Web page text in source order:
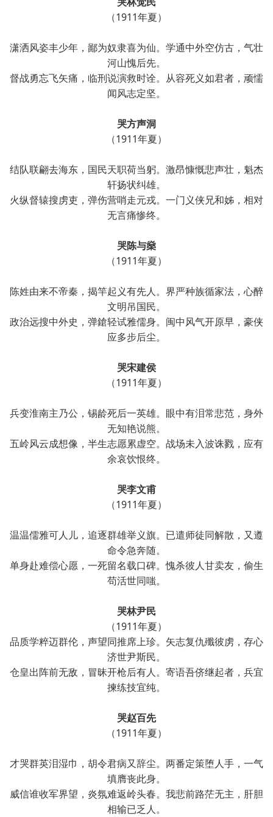
（1911年夏）
潇洒风姿丰少年，鄙为奴隶喜为仙。学通中外空仿古，气壮
河山愧后先。
督战勇忘飞矢痛，临刑说演救时诠。从容死义如君者，顽懦
闻风志定坚。
哭方声洞
（1911年夏）
结队联翩去海东，国民天职荷当躬。激昂慷慨悲声壮，魁杰
轩扬状纠雄。
火纵督辕搜虏吏，弹伤营哨走元戎。一门义侠兄和姊，相对
无言痛惨终。
哭陈与燊
（1911年夏）
陈姓由来不帝秦，揭竿起义有先人。界严种族循家法，心醉
文明吊国民。
政治远搜中外史，弹鎗轻试雅儒身。闽中风气开原早，豪侠
应多步后尘。
哭宋建侯
（1911年夏）
兵变淮南主乃公，锡龄死后一英雄。眼中有泪常悲范，身外
无知艳说熊。
五岭风云成想像，半生志愿累虚空。战场未入波诛戮，应有
余哀饮恨终。
哭李文甫
（1911年夏）
温温儒雅可人儿，追逐群雄举义旗。已遣师徒同解散，又遵
命令急奔随。
单身赴难偿心愿，一死留名载口碑。愧杀彼人甘卖友，偷生
苟活世同嗤。
哭林尹民
（1911年夏）
品质学粹迈群伦，声望同推席上珍。矢志复仇殲彼虏，存心
济世尹斯民。
仓皇出阵前无敌，冒昧开枪后有人。寄语吾侪继起者，兵宜
揀练技宜纯。
哭赵百先
（1911年夏）
才哭群英泪湿巾，胡令君病又辞尘。两番定策堕人手，一气
填膺丧此身。
威信谁收军界望，炎氛难返岭头春。我悲前路茫无主，肝胆
相输已乏人。